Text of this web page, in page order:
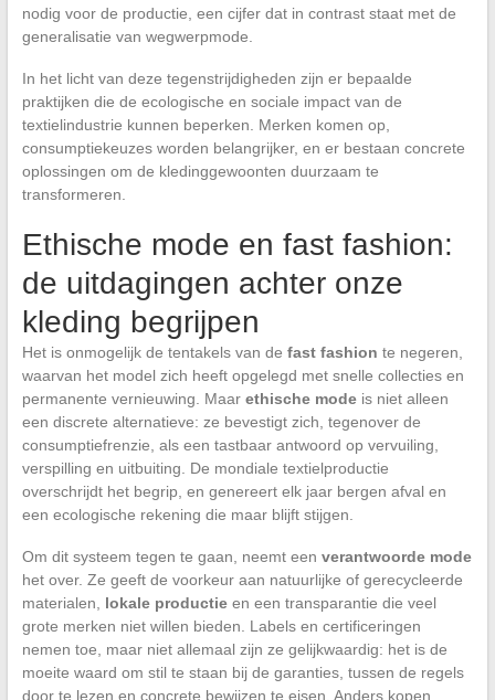
nodig voor de productie, een cijfer dat in contrast staat met de
generalisatie van wegwerpmode.
In het licht van deze tegenstrijdigheden zijn er bepaalde
praktijken die de ecologische en sociale impact van de
textielindustrie kunnen beperken. Merken komen op,
consumptiekeuzes worden belangrijker, en er bestaan concrete
oplossingen om de kledinggewoonten duurzaam te
transformeren.
Ethische mode en fast fashion:
de uitdagingen achter onze
kleding begrijpen
Het is onmogelijk de tentakels van de fast fashion te negeren,
waarvan het model zich heeft opgelegd met snelle collecties en
permanente vernieuwing. Maar ethische modeis niet alleen
een discrete alternatieve: ze bevestigt zich, tegenover de
consumptiefrenzie, als een tastbaar antwoord op vervuiling,
verspilling en uitbuiting. De mondiale textielproductie
overschrijdt het begrip, en genereert elk jaar bergen afval en
een ecologische rekening die maar blijft stijgen.
Om dit systeem tegen te gaan, neemt een verantwoorde mode
het over. Ze geeft de voorkeur aan natuurlijke of gerecycleerde
materialen, lokale productieen een transparantie die veel
grote merken niet willen bieden. Labels en certificeringen
nemen toe, maar niet allemaal zijn ze gelijkwaardig: het is de
moeite waard om stil te staan bij de garanties, tussen de regels
door te lezen en concrete bewijzen te eisen. Anders kopen